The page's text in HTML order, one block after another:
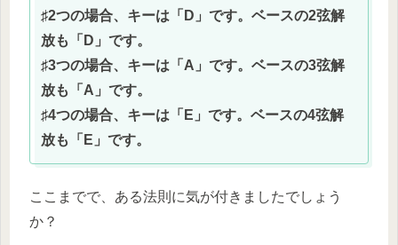
♯2つの場合、キーは「D」です。ベースの2弦解
放も「D」です。
♯3つの場合、キーは「A」です。ベースの3弦解
放も「A」です。
♯4つの場合、キーは「E」です。ベースの4弦解
放も「E」です。
ここまでで、ある法則に気が付きましたでしょう
か？